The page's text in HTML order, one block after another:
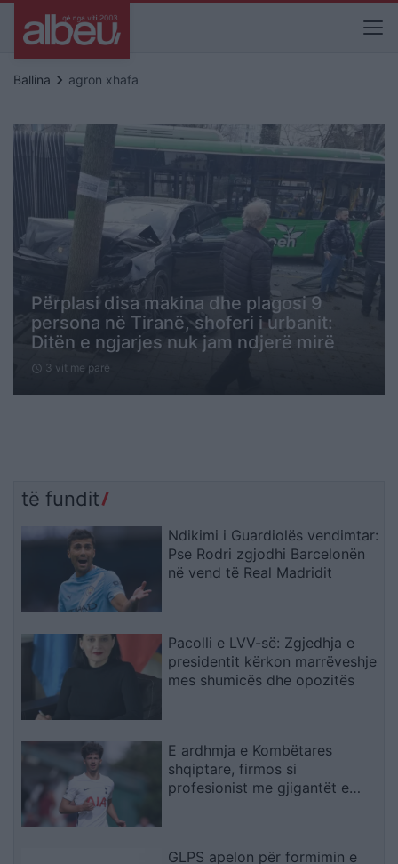
Ballina keyboard_arrow_right agron xhafa
Përplasi disa makina dhe plagosi 9
persona në Tiranë, shoferi i urbanit:
Ditën e ngjarjes nuk jam ndjerë mirë
schedule 3 vit me parë
të fundit
Ndikimi i Guardiolës vendimtar:
Pse Rodri zgjodhi Barcelonën
në vend të Real Madridit
Pacolli e LVV-së: Zgjedhja e
presidentit kërkon marrëveshje
mes shumicës dhe opozitës
E ardhmja e Kombëtares
shqiptare, firmos si
profesionist me gjigantët e
GLPS apelon për formimin e